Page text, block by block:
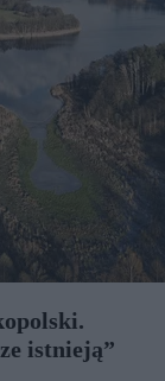
istnieją”